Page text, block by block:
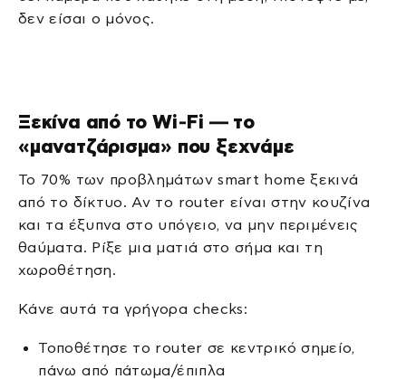
δεν είσαι ο μόνος.
Ξεκίνα από το Wi‑Fi — το
«μανατζάρισμα» που ξεχνάμε
Το 70% των προβλημάτων smart home ξεκινά
από το δίκτυο. Αν το router είναι στην κουζίνα
και τα έξυπνα στο υπόγειο, να μην περιμένεις
θαύματα. Ρίξε μια ματιά στο σήμα και τη
χωροθέτηση.
Κάνε αυτά τα γρήγορα checks:
Τοποθέτησε το router σε κεντρικό σημείο,
πάνω από πάτωμα/έπιπλα